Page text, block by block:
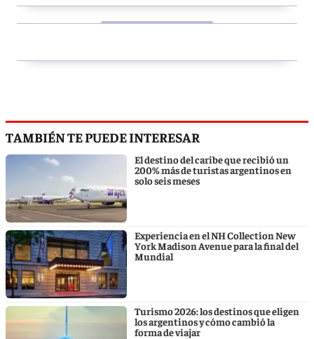
TAMBIÉN TE PUEDE INTERESAR
El destino del caribe que recibió un
200% más de turistas argentinos en
solo seis meses
Experiencia en el NH Collection New
York Madison Avenue para la final del
Mundial
Turismo 2026: los destinos que eligen
los argentinos y cómo cambió la
forma de viajar